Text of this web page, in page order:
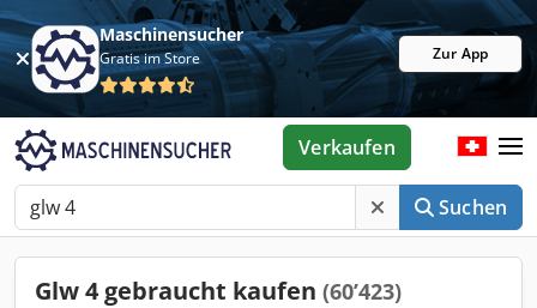
Maschinensucher
Gratis im Store Zur App
Suchen
Verkaufen
Glw 4 gebraucht kaufen (60’423)